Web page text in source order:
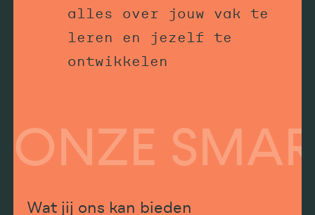
alles over jouw vak te
leren en jezelf te
ontwikkelen
ONZE
Wat jij ons kan bieden